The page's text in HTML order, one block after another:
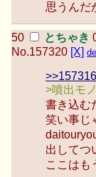
思うんだ
とちゃき
No.157320 [X] del
>>157316
>噴出モ
書き込む
笑い事じ
出してつ
ここはも